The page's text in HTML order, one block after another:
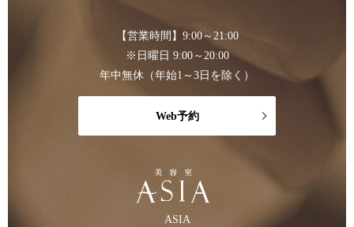
【営業時間】9:00～21:00
※日曜日 9:00～20:00
年中無休（年始1～3日を除く）
Web予約
ASIA